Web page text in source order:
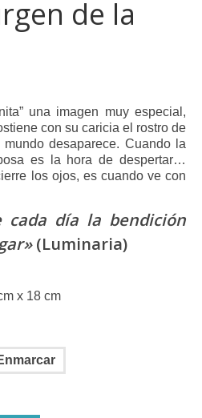
de la
€
€
una imagen muy especial,
con su caricia el rostro de
desaparece. Cuando la
es la hora de despertar…
los ojos, es cuando ve con
cada día la bendición
(Luminaria)
x 18 cm